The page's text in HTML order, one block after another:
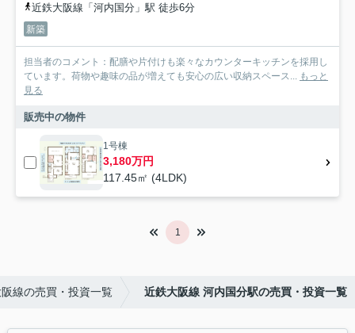
近鉄大阪線「河内国分」駅 徒歩6分
新築
担当者のコメント：配膳や片付けも楽々なカウンターキッチンを採用し
ています。荷物や趣味の品が増えても安心の広い収納スペース... もっと
見る
販売中の物件
1号棟
3,180万円
117.45㎡ (4LDK)
1
線の売買・投資一覧 近鉄大阪線 河内国分駅の売買・投資一覧